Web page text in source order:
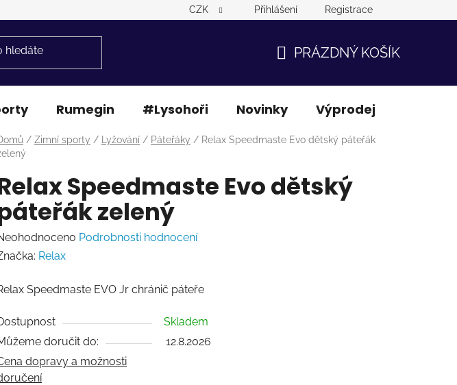
CZK Přihlášení Registrace
KOŠÍK
PRÁZDNÝ KOŠÍK
Rumegin #Lysohoři Novinky Výprodej
/ Zimní sporty / Lyžování / Páteřáky / Relax Speedmaste Evo dětský páteřák
Speedmaste Evo dětský
zelený
Podrobnosti hodnocení
Relax
Speedmaste EVO Jr chránič páteře
Skladem
doručit do:
12.8.2026
dopravy a možnosti